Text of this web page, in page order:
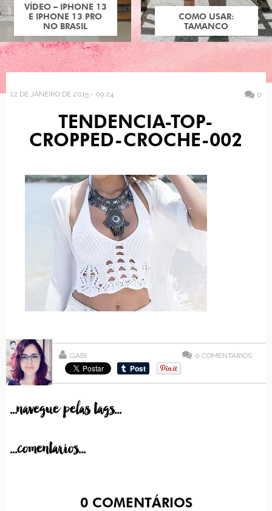
VÍDEO – IPHONE 13
E IPHONE 13 PRO
NO BRASIL
COMO USAR:
TAMANCO
12 DE JANEIRO DE 2015 - 09:24 0
TENDENCIA-TOP-
CROPPED-CROCHE-002
GABI 0 COMENTÁRIOS
...navegue pelas tags...
...comentarios...
0COMENTÁRIOS